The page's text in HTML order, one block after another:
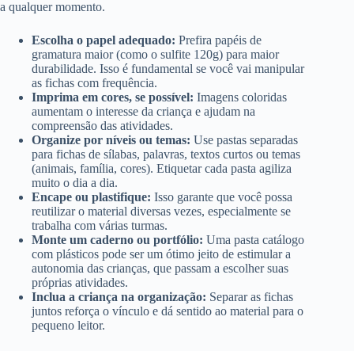
a qualquer momento.
Escolha o papel adequado: Prefira papéis de
gramatura maior (como o sulfite 120g) para maior
durabilidade. Isso é fundamental se você vai manipular
as fichas com frequência.
Imprima em cores, se possível: Imagens coloridas
aumentam o interesse da criança e ajudam na
compreensão das atividades.
Organize por níveis ou temas: Use pastas separadas
para fichas de sílabas, palavras, textos curtos ou temas
(animais, família, cores). Etiquetar cada pasta agiliza
muito o dia a dia.
Encape ou plastifique: Isso garante que você possa
reutilizar o material diversas vezes, especialmente se
trabalha com várias turmas.
Monte um caderno ou portfólio: Uma pasta catálogo
com plásticos pode ser um ótimo jeito de estimular a
autonomia das crianças, que passam a escolher suas
próprias atividades.
Inclua a criança na organização: Separar as fichas
juntos reforça o vínculo e dá sentido ao material para o
pequeno leitor.